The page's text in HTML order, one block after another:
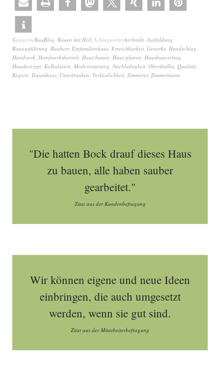
KategorieBauBlog, Bauen mit Holz SchlagwörterArchitekt, Ausbildung,
Bauausführung, Bauherr, Einfamilienhaus, Erreichbarkeit, Gewerke, Handschlag,
Handwerk, Handwerksbetrieb, Haus bauen, Haus planen, Hausbauvertrag,
Hauskonzept, Kalkulation, Modernisierung, Nachhaltigkeit, Oberthulba, Qualität,
Region, Traumhaus, Unterfranken, Verlässlichkeit, Zimmerer, Zimmermann
"Die hatten Bock drauf dieses Haus
zu bauen, alle haben sauber
gearbeitet."
Zitat aus der Kundenbefragung
Wir können eigene und neue Ideen
einbringen, die auch umgesetzt
werden, wenn sie gut sind.
Zitat aus der Mitarbeiterbefragung